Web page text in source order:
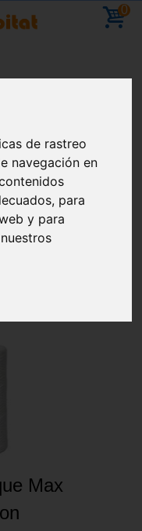
de rastreo
navegación en
para
y para
0
de agosto
por --
Max